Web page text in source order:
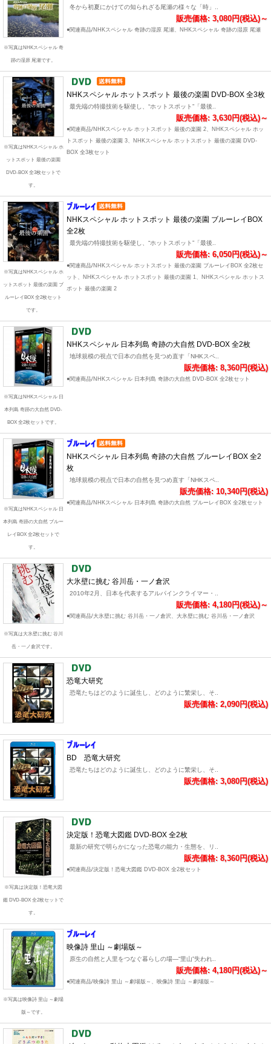
※写真はNHKスペシャル 奇
跡の湿原 尾瀬です。
冬から初夏にかけての知られざる尾瀬の様々な「時」..
販売価格: 3,080円(税込)～
●関連商品/NHKスペシャル 奇跡の湿原 尾瀬、NHKスペシャル 奇跡の湿原 尾瀬
※写真はNHKスペシャル ホ
ットスポット 最後の楽園
DVD-BOX 全3枚セットで
す。
NHKスペシャル ホットスポット 最後の楽園 DVD-BOX 全3枚
最先端の特撮技術を駆使し、“ホットスポット”「最後..
販売価格: 3,630円(税込)～
●関連商品/NHKスペシャル ホットスポット 最後の楽園 2、NHKスペシャル ホッ
トスポット 最後の楽園 3、NHKスペシャル ホットスポット 最後の楽園 DVD-
BOX 全3枚セット
※写真はNHKスペシャル ホ
ットスポット 最後の楽園 ブ
ルーレイBOX 全2枚セット
です。
NHKスペシャル ホットスポット 最後の楽園 ブルーレイBOX
全2枚
最先端の特撮技術を駆使し、“ホットスポット”「最後..
販売価格: 6,050円(税込)～
●関連商品/NHKスペシャル ホットスポット 最後の楽園 ブルーレイBOX 全2枚セ
ット、NHKスペシャル ホットスポット 最後の楽園 1、NHKスペシャル ホットス
ポット 最後の楽園 2
※写真はNHKスペシャル 日
本列島 奇跡の大自然 DVD-
BOX 全2枚セットです。
NHKスペシャル 日本列島 奇跡の大自然 DVD-BOX 全2枚
地球規模の視点で日本の自然を見つめ直す「NHKスペ..
販売価格: 8,360円(税込)
●関連商品/NHKスペシャル 日本列島 奇跡の大自然 DVD-BOX 全2枚セット
※写真はNHKスペシャル 日
本列島 奇跡の大自然 ブルー
レイBOX 全2枚セットで
す。
NHKスペシャル 日本列島 奇跡の大自然 ブルーレイBOX 全2
枚
地球規模の視点で日本の自然を見つめ直す「NHKスペ..
販売価格: 10,340円(税込)
●関連商品/NHKスペシャル 日本列島 奇跡の大自然 ブルーレイBOX 全2枚セット
※写真は大氷壁に挑む 谷川
岳・一ノ倉沢です。
大氷壁に挑む 谷川岳・一ノ倉沢
2010年2月、日本を代表するアルパインクライマー・..
販売価格: 4,180円(税込)～
●関連商品/大氷壁に挑む 谷川岳・一ノ倉沢、大氷壁に挑む 谷川岳・一ノ倉沢
恐竜大研究
恐竜たちはどのように誕生し、どのように繁栄し、そ..
販売価格: 2,090円(税込)
BD 恐竜大研究
恐竜たちはどのように誕生し、どのように繁栄し、そ..
販売価格: 3,080円(税込)
※写真は決定版！恐竜大図
鑑 DVD-BOX 全2枚セットで
す。
決定版！恐竜大図鑑 DVD-BOX 全2枚
最新の研究で明らかになった恐竜の能力・生態を、リ..
販売価格: 8,360円(税込)
●関連商品/決定版！恐竜大図鑑 DVD-BOX 全2枚セット
※写真は映像詩 里山 ～劇場
版～です。
映像詩 里山 ～劇場版～
原生の自然と人里をつなぐ暮らしの場―“里山”失われ..
販売価格: 4,180円(税込)～
●関連商品/映像詩 里山 ～劇場版～、映像詩 里山 ～劇場版～